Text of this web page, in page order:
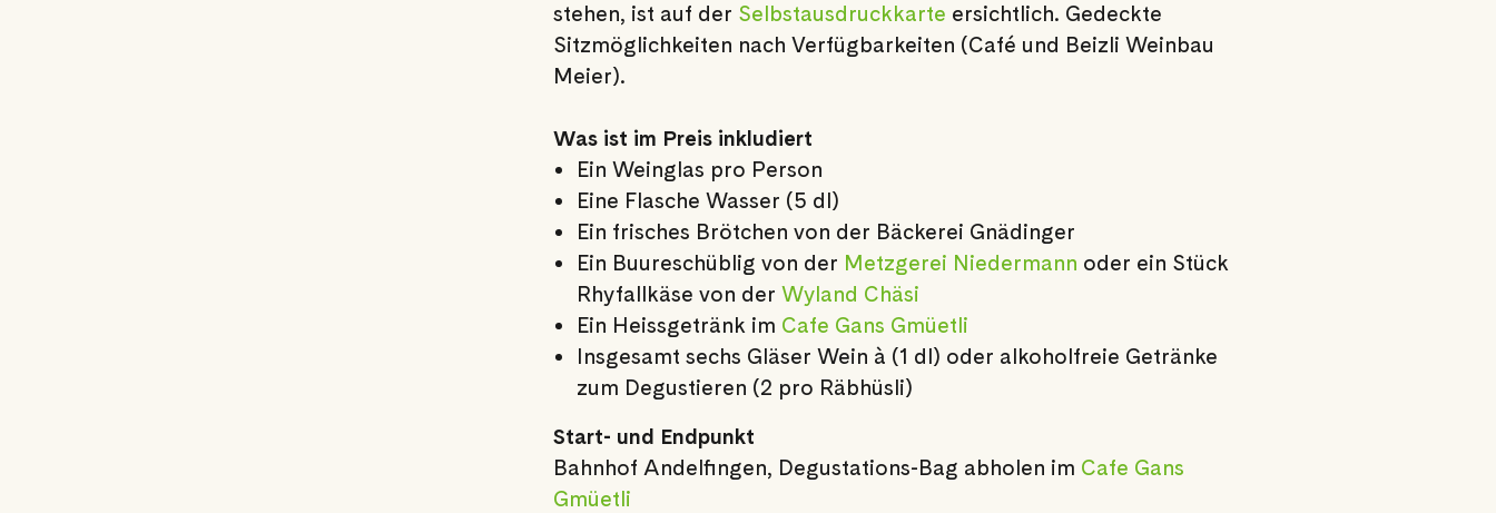
stehen, ist auf der Selbstausdruckkarte ersichtlich. Gedeckte
Sitzmöglichkeiten nach Verfügbarkeiten (Café und Beizli Weinbau
Meier).
Was ist im Preis inkludiert
Ein Weinglas pro Person
Eine Flasche Wasser (5 dl)
Ein frisches Brötchen von der Bäckerei Gnädinger
Ein Buureschüblig von der Metzgerei Niedermann oder ein Stück
Rhyfallkäse von der Wyland Chäsi
Ein Heissgetränk im Cafe Gans Gmüetli
Insgesamt sechs Gläser Wein à (1 dl) oder alkoholfreie Getränke
zum Degustieren (2 pro Räbhüsli)
Start- und Endpunkt
Bahnhof Andelfingen, Degustations-Bag abholen im Cafe Gans
Gmüetli